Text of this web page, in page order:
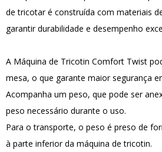
de tricotar é construída com materiais
garantir durabilidade e desempenho
A Máquina de Tricotin Comfort Twist
mesa, o que garante maior segurança
Acompanha um peso, que pode ser
peso necessário durante o uso.
Para o transporte, o peso é preso de
à parte inferior da máquina de tricotin.